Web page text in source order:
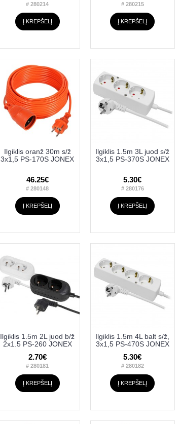
# 280214
Į KREPŠELĮ
# 280215
Į KREPŠELĮ
Ilgiklis oranž 30m s/ž
3x1,5 PS-170S JONEX
46.25€
# 280148
Į KREPŠELĮ
Ilgiklis 1.5m 3L juod s/ž
3x1,5 PS-370S JONEX
5.30€
# 280176
Į KREPŠELĮ
Ilgiklis 1.5m 2L juod b/ž
2x1.5 PS-260 JONEX
2.70€
# 280181
Į KREPŠELĮ
Ilgiklis 1.5m 4L balt s/ž,
3x1,5 PS-470S JONEX
5.30€
# 280182
Į KREPŠELĮ